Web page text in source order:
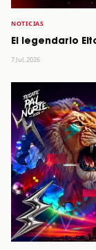
NOTICIAS
El legendario
7 Jul, 2026